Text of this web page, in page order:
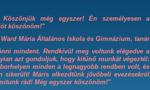
még egyszer! Én személyesen a
köszönöm!"
Ward Mária Általános Iskola és Gimnázium, tanár
mindent. Rendkívül meg voltunk elégedve a
azt gondoljuk, hogy kitűnő munkát végeztél:
minden a legnagyobb rendben volt, és
sikerült! Máris elkezdtünk jövőbeli evezésekról
rád! Még egyszer köszönöm!"